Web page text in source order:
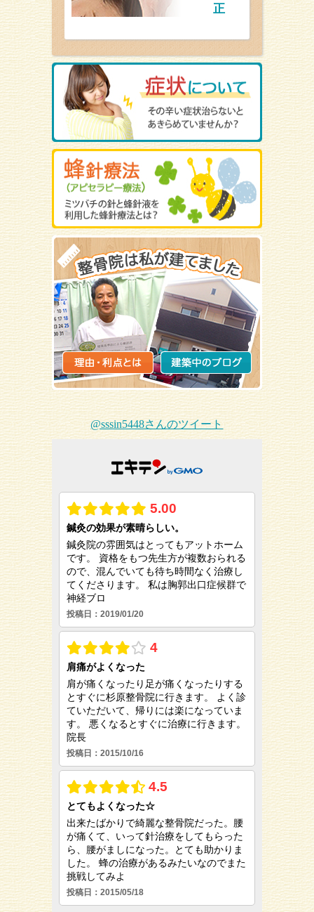
正
@sssin5448さんのツイート